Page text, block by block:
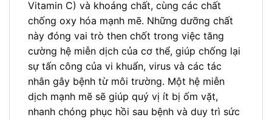
Vitamin C) và khoáng chất, cùng các chất
chống oxy hóa mạnh mẽ. Những dưỡng chất
này đóng vai trò then chốt trong việc tăng
cường hệ miễn dịch của cơ thể, giúp chống lại
sự tấn công của vi khuẩn, virus và các tác
nhân gây bệnh từ môi trường. Một hệ miễn
dịch mạnh mẽ sẽ giúp quý vị ít bị ốm vặt,
nhanh chóng phục hồi sau bệnh và duy trì sức